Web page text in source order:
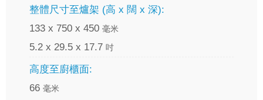
整體尺寸至爐架 (高 x 闊 x 深):
133 x 750 x 450 毫米
5.2 x 29.5 x 17.7 吋
高度至廚櫃面:
66 毫米